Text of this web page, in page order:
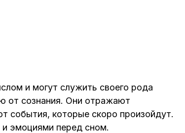
и могут служить своего рода
от сознания. Они отражают
события, которые скоро произойдут.
эмоциями перед сном.